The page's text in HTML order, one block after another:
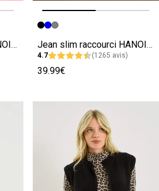
Jean slim raccourci HANOI R02 femme
Image précédente
Image suivante
Jean slim raccourci HANOI R02 femme
4.7 (1265 avis)
39.99€